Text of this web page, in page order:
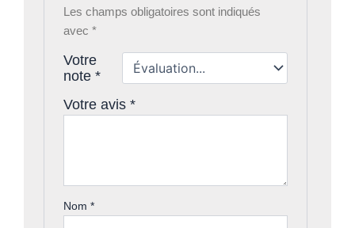
Les champs obligatoires sont indiqués
avec*
Votre
note*
Votre avis*
Nom*